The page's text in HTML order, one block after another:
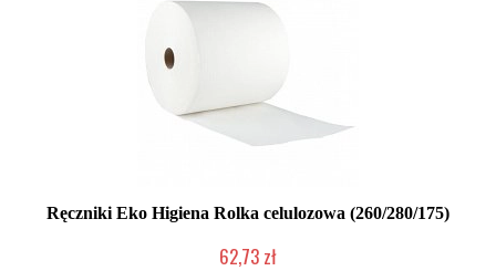
Ręczniki Eko Higiena Rolka celulozowa (260/280/175)
62,73 zł